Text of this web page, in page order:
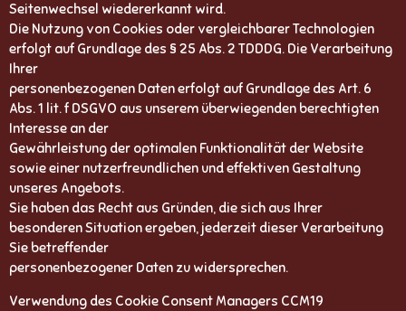
Seitenwechsel wiedererkannt wird.
Die Nutzung von Cookies oder vergleichbarer Technologien
erfolgt auf Grundlage des § 25 Abs. 2 TDDDG. Die Verarbeitung
Ihrer
personenbezogenen Daten erfolgt auf Grundlage des Art. 6
Abs. 1 lit. f DSGVO aus unserem überwiegenden berechtigten
Interesse an der
Gewährleistung der optimalen Funktionalität der Website
sowie einer nutzerfreundlichen und effektiven Gestaltung
unseres Angebots.
Sie haben das Recht aus Gründen, die sich aus Ihrer
besonderen Situation ergeben, jederzeit dieser Verarbeitung
Sie betreffender
personenbezogener Daten zu widersprechen.
Verwendung des Cookie Consent Managers CCM19